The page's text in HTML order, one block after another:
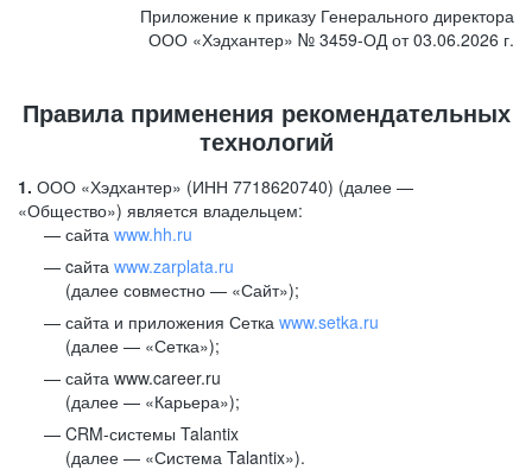
Приложение к приказу Генерального директора
ООО «Хэдхантер» № 3459-ОД от 03.06.2026 г.
Правила применения рекомендательных
технологий
1. ООО «Хэдхантер» (ИНН 7718620740) (далее —
«Общество») является владельцем:
сайта www.hh.ru
cайта www.zarplata.ru
(далее совместно — «Сайт»);
сайта и приложения Сетка www.setka.ru
(далее — «Сетка»);
сайта www.career.ru
(далее — «Карьера»);
CRM-системы Talantix
(далее — «Система Talantix»).